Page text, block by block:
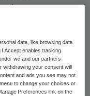
niet
Kán de
data, like browsing data
I Accept enables tracking
we and our partners
withdrawing your consent will
and ads you see may not
to change your choices or
Preferences link on the